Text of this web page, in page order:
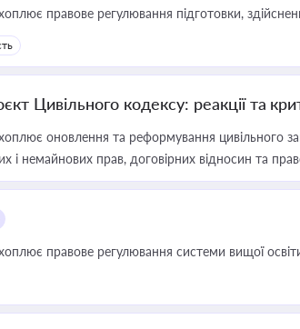
правове регулювання підготовки,
Цивільного кодексу: реакції та
оновлення та реформування цивільного
і немайнових прав, договірних відносин та
правове регулювання системи вищої освіти,